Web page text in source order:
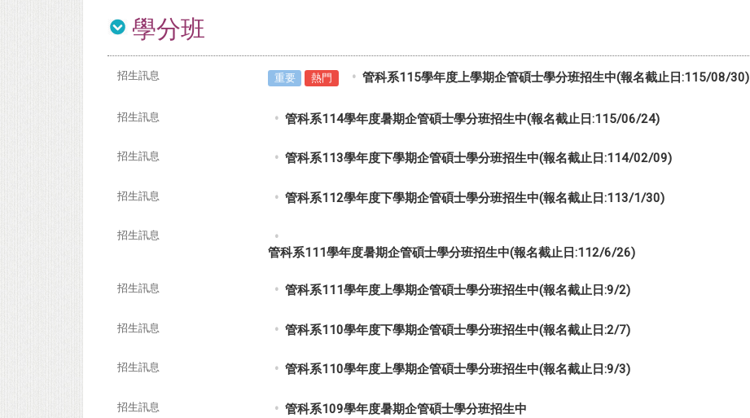
學分班
招生訊息 重要 熱門 管科系115學年度上學期企管碩士學分班招生中(報名截止日:115/08/30)
招生訊息 管科系114學年度暑期企管碩士學分班招生中(報名截止日:115/06/24)
招生訊息 管科系113學年度下學期企管碩士學分班招生中(報名截止日:114/02/09)
招生訊息 管科系112學年度下學期企管碩士學分班招生中(報名截止日:113/1/30)
招生訊息
管科系111學年度暑期企管碩士學分班招生中(報名截止日:112/6/26)
招生訊息 管科系111學年度上學期企管碩士學分班招生中(報名截止日:9/2)
招生訊息 管科系110學年度下學期企管碩士學分班招生中(報名截止日:2/7)
招生訊息 管科系110學年度上學期企管碩士學分班招生中(報名截止日:9/3)
招生訊息 管科系109學年度暑期企管碩士學分班招生中